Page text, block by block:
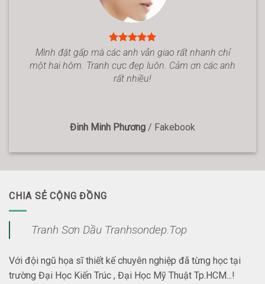
Mình đặt gấp mà các anh vẫn giao rất nhanh chỉ
một hai hôm. Tranh cực đẹp luôn. Cảm ơn các anh
rất nhiều!
Đinh Minh Phương / Fakebook
CHIA SẺ CỘNG ĐỒNG
Tranh Sơn Dầu Tranhsondep.Top
Với đội ngũ họa sĩ thiết kế chuyên nghiệp đã từng học tại
trường Đại Học Kiến Trúc , Đại Học Mỹ Thuật Tp.HCM...!